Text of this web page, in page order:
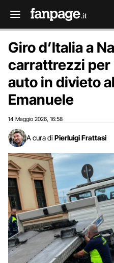
Giro d’Italia a
carrattrezzi per
auto in divieto
Emanuele
14 Maggio 2026 16:58
A cura di Pierluigi Frattasi